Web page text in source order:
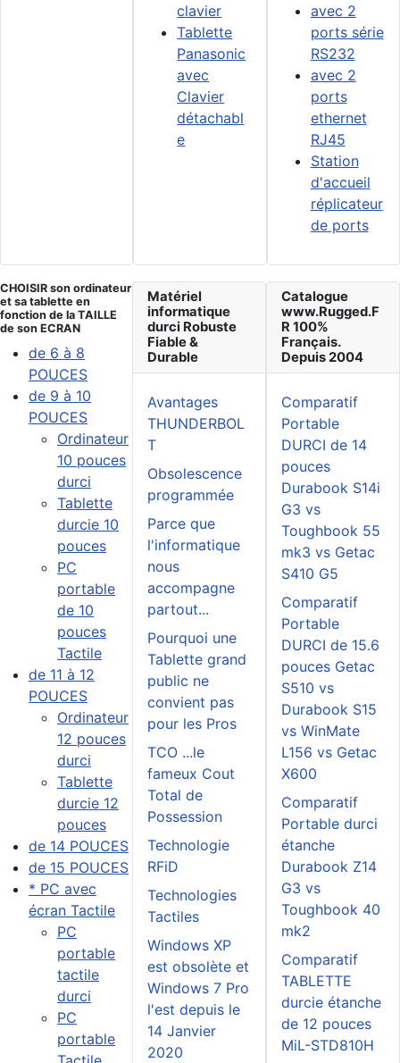
clavier
Tablette
Panasonic
avec
Clavier
détachabl
e
avec 2
ports série
RS232
avec 2
ports
ethernet
RJ45
Station
d'accueil
réplicateur
de ports
CHOISIR son ordinateur
et sa tablette en
fonction de la TAILLE
de son ECRAN
de 6 à 8
POUCES
de 9 à 10
POUCES
Ordinateur
10 pouces
durci
Tablette
durcie 10
pouces
PC
portable
de 10
pouces
Tactile
de 11 à 12
POUCES
Ordinateur
12 pouces
durci
Tablette
durcie 12
pouces
de 14 POUCES
de 15 POUCES
* PC avec
écran Tactile
PC
portable
tactile
durci
PC
portable
Matériel
informatique
durci Robuste
Fiable &
Durable
Avantages
THUNDERBOL
T
Obsolescence
programmée
Parce que
l'informatique
nous
accompagne
partout...
Pourquoi une
Tablette grand
public ne
convient pas
pour les Pros
TCO ...le
fameux Cout
Total de
Possession
Technologie
RFiD
Technologies
Tactiles
Windows XP
est obsolète et
Windows 7 Pro
l'est depuis le
14 Janvier
2020
Catalogue
www.Rugged.F
R 100%
Français.
Depuis 2004
Comparatif
Portable
DURCI de 14
pouces
Durabook S14i
G3 vs
Toughbook 55
mk3 vs Getac
S410 G5
Comparatif
Portable
DURCI de 15.6
pouces Getac
S510 vs
Durabook S15
vs WinMate
L156 vs Getac
X600
Comparatif
Portable durci
étanche
Durabook Z14
G3 vs
Toughbook 40
mk2
Comparatif
TABLETTE
durcie étanche
de 12 pouces
MiL-STD810H